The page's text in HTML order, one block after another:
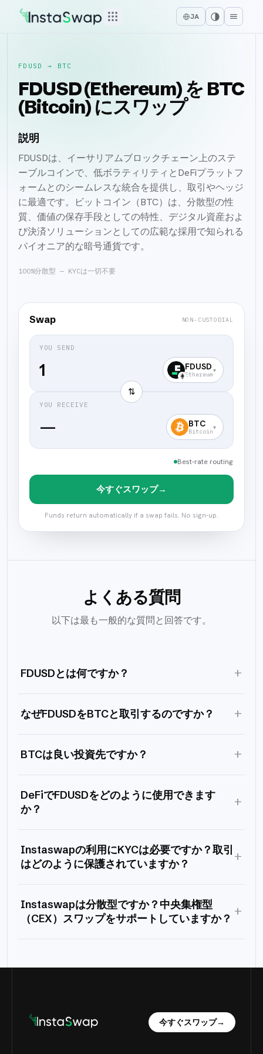
JA
FDUSD → BTC
FDUSD (Ethereum) を BTC
(Bitcoin) にスワップ
説明
FDUSDは、イーサリアムブロックチェーン上のステ
ーブルコインで、低ボラティリティとDeFiプラットフ
ォームとのシームレスな統合を提供し、取引やヘッジ
に最適です。ビットコイン（BTC）は、分散型の性
質、価値の保存手段としての特性、デジタル資産およ
び決済ソリューションとしての広範な採用で知られる
パイオニア的な暗号通貨です。
100%分散型 — KYCは一切不要
Swap NON-CUSTODIAL
YOU SEND
FDUSD
Ethereum
▾
⇅
YOU RECEIVE
— BTC
Bitcoin
▾
Best-rate routing
今すぐスワップ→
Funds return automatically if a swap fails. No sign-up.
よくある質問
以下は最も一般的な質問と回答です。
FDUSDとは何ですか？ +
なぜFDUSDをBTCと取引するのですか？ +
BTCは良い投資先ですか？ +
DeFiでFDUSDをどのように使用できます
か？
+
Instaswapの利用にKYCは必要ですか？取引
はどのように保護されていますか？
+
Instaswapは分散型ですか？中央集権型
（CEX）スワップをサポートしていますか？ +
今すぐスワップ→